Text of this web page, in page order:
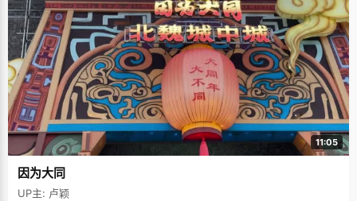
11:05
因为大同
UP主: 卢颖